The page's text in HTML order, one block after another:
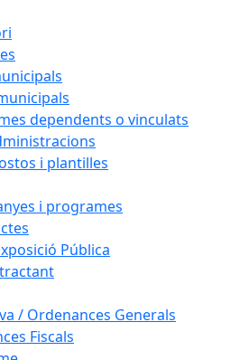
dependents o vinculats
i plantilles
i programes
Pública
/ Ordenances Generals
Fiscals